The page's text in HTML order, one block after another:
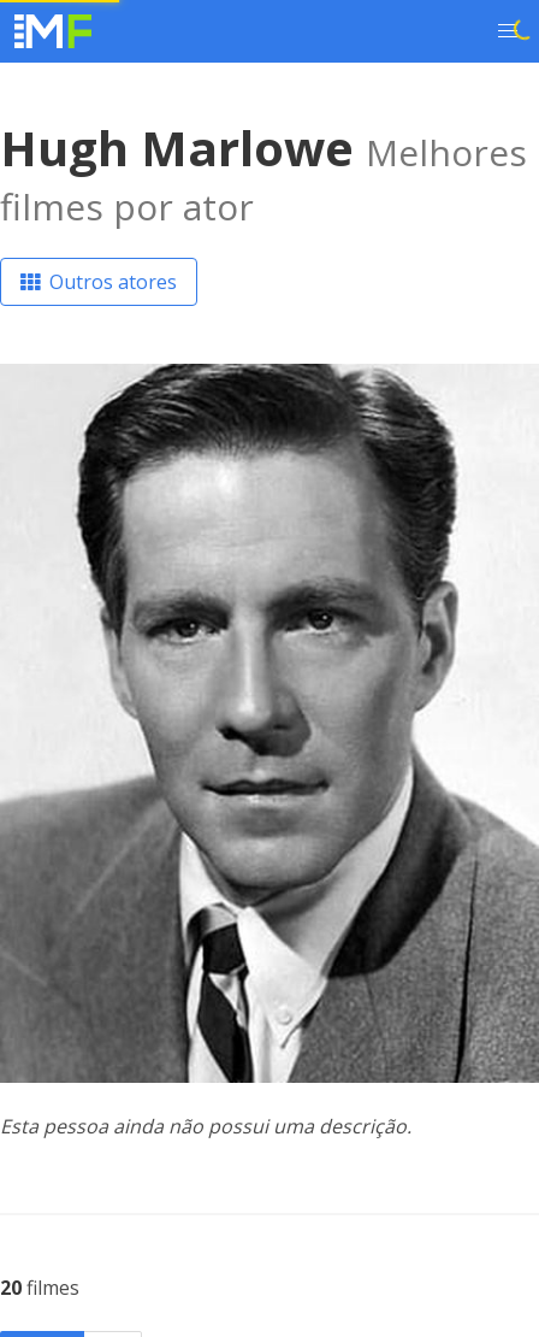
Hugh Marlowe Melhores
filmes por ator
Outros atores
Esta pessoa ainda não possui uma descrição.
20filmes